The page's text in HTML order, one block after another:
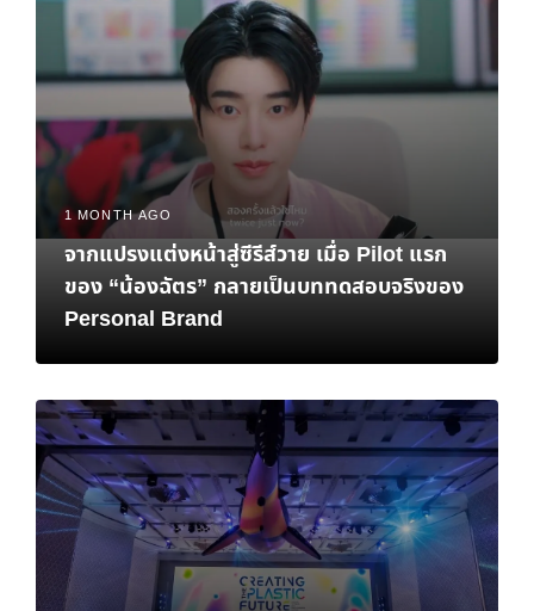
1 MONTH AGO
จากแปรงแต่งหน้าสู่ซีรีส์วาย เมื่อ Pilot แรก
ของ “น้องฉัตร” กลายเป็นบททดสอบจริงของ
Personal Brand